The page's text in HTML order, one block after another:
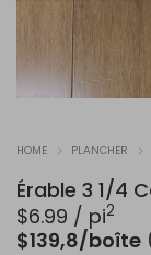
HOME PLANCHER
Érable 3 1/4
$6.99 / pi2
$139,8/boîte